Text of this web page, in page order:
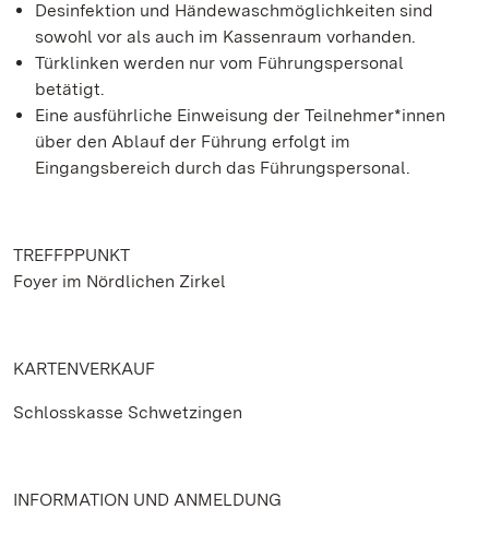
Desinfektion und Händewaschmöglichkeiten sind
sowohl vor als auch im Kassenraum vorhanden.
Türklinken werden nur vom Führungspersonal
betätigt.
Eine ausführliche Einweisung der Teilnehmer*innen
über den Ablauf der Führung erfolgt im
Eingangsbereich durch das Führungspersonal.
TREFFPPUNKT
Foyer im Nördlichen Zirkel
KARTENVERKAUF
Schlosskasse Schwetzingen
INFORMATION UND ANMELDUNG